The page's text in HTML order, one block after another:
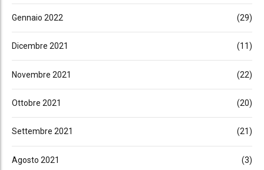
Gennaio 2022 (29)
Dicembre 2021 (11)
Novembre 2021 (22)
Ottobre 2021 (20)
Settembre 2021 (21)
Agosto 2021 (3)